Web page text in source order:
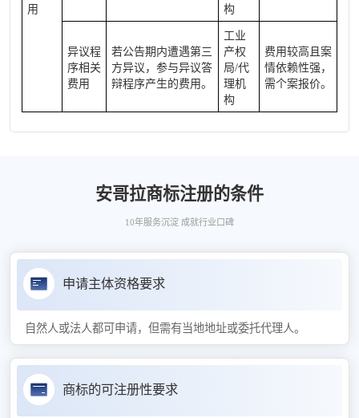
用
构
异议程
序相关
费用
若公告期内遭遇第三
方异议，参与异议答
辩程序产生的费用。
工业
产权
局/代
理机
构
费用较高且案
情依赖性强，
需个案报价。
安哥拉商标注册的条件
10年服务沉淀 成就行业口碑
申请主体资格要求
自然人或法人都可申请，但需有当地地址或委托代理人。
商标的可注册性要求